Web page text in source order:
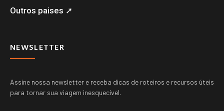
Outros paises ➚
NEWSLETTER
Assine nossa newsletter e receba dicas de roteiros e recursos úteis
para tornar sua viagem inesquecível.